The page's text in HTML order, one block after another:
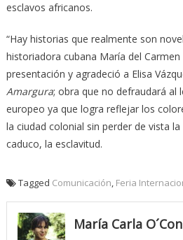
esclavos africanos.
“Hay historias que realmente son
historiadora cubana María del
presentación y agradeció a Elisa
Amargura; obra que no defraudará
europeo ya que logra reflejar los
la ciudad colonial sin perder de vista
caduco, la esclavitud.
Tagged Comunicación, Feria
María Carla